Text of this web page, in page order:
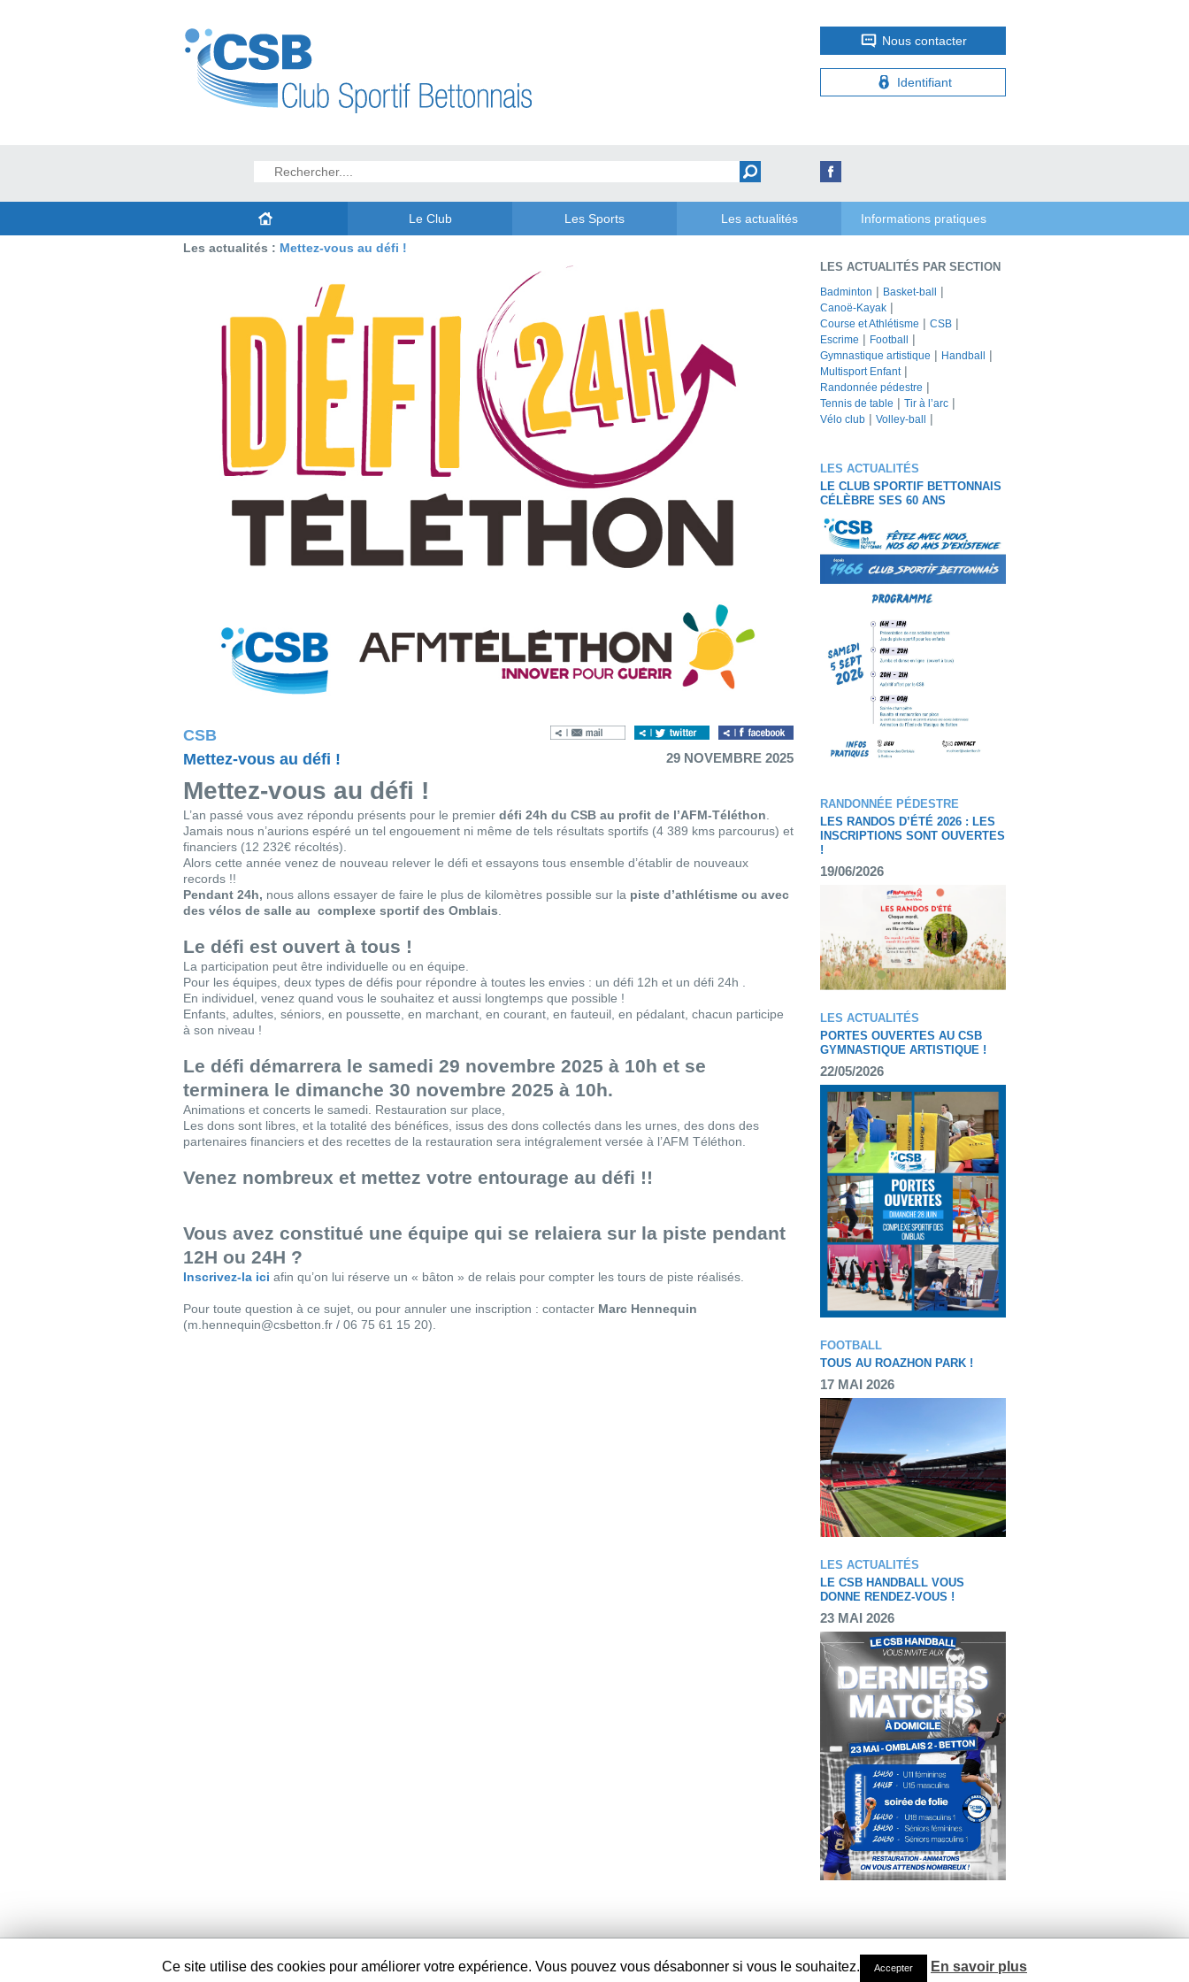
Nous contacter
Identifiant
Le Club Les Sports Les actualités Informations pratiques
Les actualités : Mettez-vous au défi !
CSB
Mettez-vous au défi !
29 NOVEMBRE 2025
Mettez-vous au défi !
L’an passé vous avez répondu présents pour le premier défi 24h du CSB au profit de l’AFM-Téléthon.
Jamais nous n’aurions espéré un tel engouement ni même de tels résultats sportifs (4 389 kms parcourus) et
financiers (12 232€ récoltés).
Alors cette année venez de nouveau relever le défi et essayons tous ensemble d’établir de nouveaux
records !!
Pendant 24h, nous allons essayer de faire le plus de kilomètres possible sur la piste d’athlétisme ou avec
des vélos de salle au complexe sportif des Omblais.
Le défi est ouvert à tous !
La participation peut être individuelle ou en équipe.
Pour les équipes, deux types de défis pour répondre à toutes les envies : un défi 12h et un défi 24h .
En individuel, venez quand vous le souhaitez et aussi longtemps que possible !
Enfants, adultes, séniors, en poussette, en marchant, en courant, en fauteuil, en pédalant, chacun participe
à son niveau !
Le défi démarrera le samedi 29 novembre 2025 à 10h et se
terminera le dimanche 30 novembre 2025 à 10h.
Animations et concerts le samedi. Restauration sur place,
Les dons sont libres, et la totalité des bénéfices, issus des dons collectés dans les urnes, des dons des
partenaires financiers et des recettes de la restauration sera intégralement versée à l’AFM Téléthon.
Venez nombreux et mettez votre entourage au défi !!
Vous avez constitué une équipe qui se relaiera sur la piste pendant
12H ou 24H ?
Inscrivez-la ici afin qu’on lui réserve un « bâton » de relais pour compter les tours de piste réalisés.
Pour toute question à ce sujet, ou pour annuler une inscription : contacter Marc Hennequin
(m.hennequin@csbetton.fr / 06 75 61 15 20).
LES ACTUALITÉS PAR SECTION
Badminton
Basket-ball
Canoë-Kayak
Course et Athlétisme
CSB
Escrime
Football
Gymnastique artistique
Handball
Multisport Enfant
Randonnée pédestre
Tennis de table
Tir à l’arc
Vélo club
Volley-ball
LES ACTUALITÉS
LE CLUB SPORTIF BETTONNAIS
CÉLÈBRE SES 60 ANS
RANDONNÉE PÉDESTRE
LES RANDOS D’ÉTÉ 2026 : LES
INSCRIPTIONS SONT OUVERTES
!
19/06/2026
LES ACTUALITÉS
PORTES OUVERTES AU CSB
GYMNASTIQUE ARTISTIQUE !
22/05/2026
FOOTBALL
TOUS AU ROAZHON PARK !
17 MAI 2026
LES ACTUALITÉS
LE CSB HANDBALL VOUS
DONNE RENDEZ-VOUS !
23 MAI 2026
Nous contacter Mentions légales
Ce site utilise des cookies pour améliorer votre expérience. Vous pouvez vous désabonner si vous le souhaitez. Accepter En savoir plus